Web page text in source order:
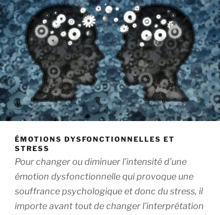
ÉMOTIONS DYSFONCTIONNELLES ET
STRESS
Pour changer ou diminuer l’intensité d’une
émotion dysfonctionnelle qui provoque une
souffrance psychologique et donc du stress, il
importe avant tout de changer l’interprétation